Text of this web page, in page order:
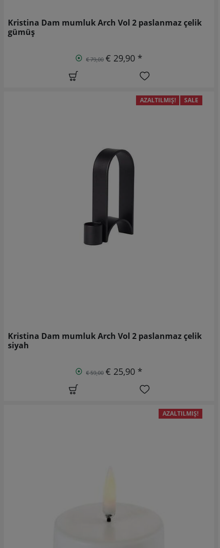
Kristina Dam mumluk Arch Vol 2 paslanmaz çelik
gümüş
€ 79,00 € 29,90 *
AZALTILMIŞ! SALE
Kristina Dam mumluk Arch Vol 2 paslanmaz çelik
siyah
€ 59,00 € 25,90 *
AZALTILMIŞ!